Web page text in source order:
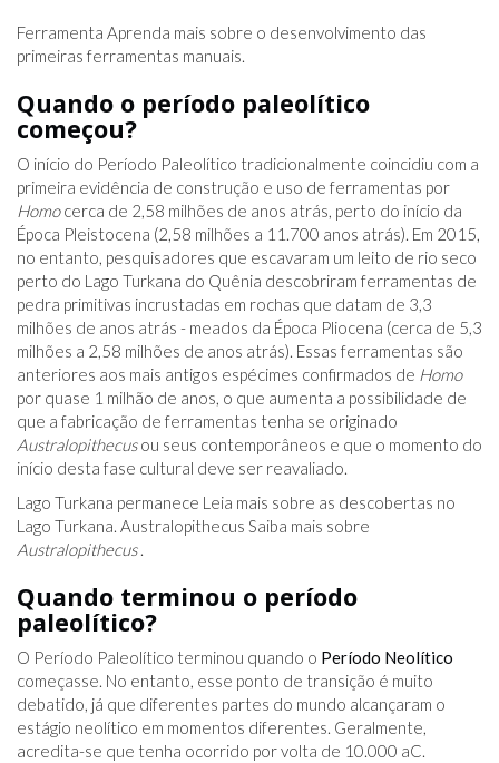
Ferramenta Aprenda mais sobre o desenvolvimento das
primeiras ferramentas manuais.
Quando o período paleolítico
começou?
O início do Período Paleolítico tradicionalmente coincidiu com a
primeira evidência de construção e uso de ferramentas por
Homocerca de 2,58 milhões de anos atrás, perto do início da
Época Pleistocena (2,58 milhões a 11.700 anos atrás). Em 2015,
no entanto, pesquisadores que escavaram um leito de rio seco
perto do Lago Turkana do Quênia descobriram ferramentas de
pedra primitivas incrustadas em rochas que datam de 3,3
milhões de anos atrás - meados da Época Pliocena (cerca de 5,3
milhões a 2,58 milhões de anos atrás). Essas ferramentas são
anteriores aos mais antigos espécimes confirmados de Homo
por quase 1 milhão de anos, o que aumenta a possibilidade de
que a fabricação de ferramentas tenha se originado
Australopithecusou seus contemporâneos e que o momento do
início desta fase cultural deve ser reavaliado.
Lago Turkana permanece Leia mais sobre as descobertas no
Lago Turkana. Australopithecus Saiba mais sobre
Australopithecus.
Quando terminou o período
paleolítico?
O Período Paleolítico terminou quando o Período Neolítico
começasse. No entanto, esse ponto de transição é muito
debatido, já que diferentes partes do mundo alcançaram o
estágio neolítico em momentos diferentes. Geralmente,
acredita-se que tenha ocorrido por volta de 10.000 aC.